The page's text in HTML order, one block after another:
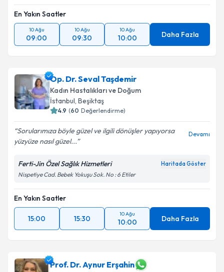
En Yakın Saatler
10 Ağu
09:00
10 Ağu
09:30
10 Ağu
10:00 Daha Fazla
Op. Dr. Seval Taşdemir
Kadın Hastalıkları ve Doğum
İstanbul, Beşiktaş
( Değerlendirme)
Sorularımıza böyle güzel ve ilgili dönüşler yapıyorsa
yüzyüze nasıl güzel...
Ferti-Jin Özel Sağlık Hizmetleri
Nispetiye Cad. Bebek Yokuşu Sok. No : 6 Etiler
En Yakın Saatler
15:00 15:30
10 Ağu
10:00 Daha Fazla
Prof. Dr. Aynur Erşahin